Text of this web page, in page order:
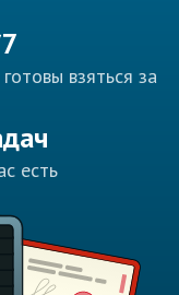
взяться за
есть